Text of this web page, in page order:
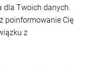
dla Twoich danych.
poinformowanie Cię
z